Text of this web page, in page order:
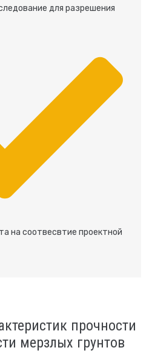
для разрешения
на соотвесвтие проектной
прочности
мерзлых грунтов